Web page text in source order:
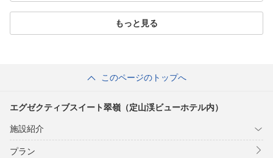
もっと見る
このページのトップへ
エグゼクティブスイート翠嶺（定山渓ビューホテル内）
施設紹介
プラン